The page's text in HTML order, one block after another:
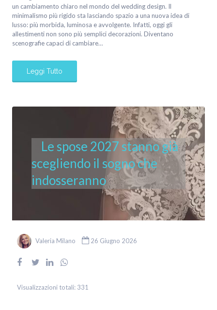
un cambiamento chiaro nel mondo del wedding design. Il
minimalismo più rigido sta lasciando spazio a una nuova idea di
lusso: più morbida, luminosa e avvolgente. Infatti, oggi gli
allestimenti non sono più semplici decorazioni. Diventano
scenografie capaci di cambiare…
Leggi Tutto
Le spose 2027 stanno già
scegliendo il sogno che
indosseranno
Valeria Milano 26 Giugno 2026
Visualizzazioni totali: 331